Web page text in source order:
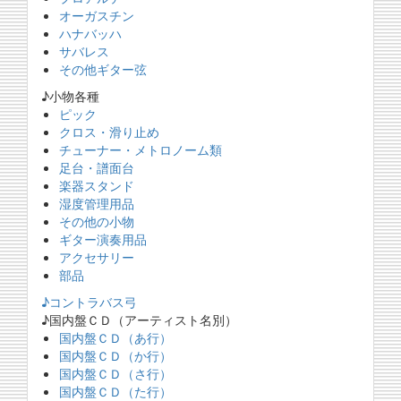
オーガスチン
ハナバッハ
サバレス
その他ギター弦
♪小物各種
ピック
クロス・滑り止め
チューナー・メトロノーム類
足台・譜面台
楽器スタンド
湿度管理用品
その他の小物
ギター演奏用品
アクセサリー
部品
♪コントラバス弓
♪国内盤ＣＤ（アーティスト名別）
国内盤ＣＤ（あ行）
国内盤ＣＤ（か行）
国内盤ＣＤ（さ行）
国内盤ＣＤ（た行）